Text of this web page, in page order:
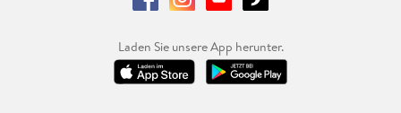
Laden Sie unsere App herunter.